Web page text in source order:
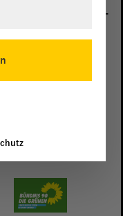
von Sachsen-